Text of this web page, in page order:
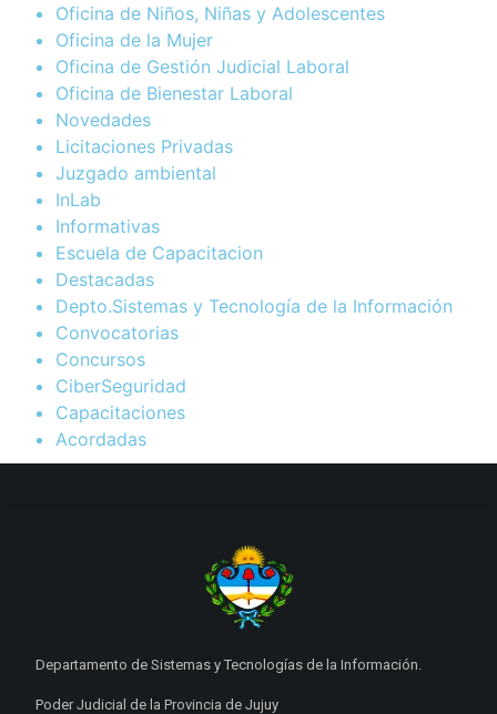
Oficina de Niños, Niñas y Adolescentes
Oficina de la Mujer
Oficina de Gestión Judicial Laboral
Oficina de Bienestar Laboral
Novedades
Licitaciones Privadas
Juzgado ambiental
InLab
Informativas
Escuela de Capacitacion
Destacadas
Depto.Sistemas y Tecnología de la Información
Convocatorias
Concursos
CiberSeguridad
Capacitaciones
Acordadas
Departamento de Sistemas y Tecnologías de la Información.
Poder Judicial de la Provincia de Jujuy